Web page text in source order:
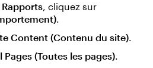
Rapports, cliquez sur
.
Content (Contenu du site).
Pages (Toutes les pages).